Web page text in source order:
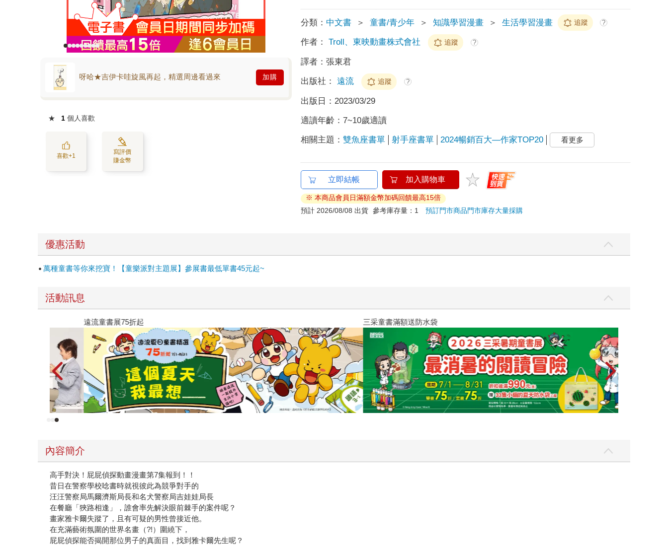
呀哈★吉伊卡哇旋風再起，精選周邊看過來 加購
★ 1 個人喜歡
喜歡+1
寫評價
賺金幣
分類： 中文書 ＞ 童書/青少年 ＞ 知識學習漫畫 ＞ 生活學習漫畫 追蹤 ?
作者： Troll、東映動畫株式會社 追蹤 ?
譯者：張東君
出版社： 遠流 追蹤 ?
出版日： 2023/03/29
適讀年齡：7~10歲適讀
相關主題：雙魚座書單 射手座書單 2024暢銷百大—作家TOP20 看更多
立即結帳 加入購物車
※ 本商品會員日滿額金幣加碼回饋最高15倍
預計 2026/08/08 出貨 參考庫存量：1預訂門市商品門市庫存大量採購
優惠活動
萬種童書等你來挖寶！【童樂派對主題展】參展書最低單書45元起~
活動訊息
遠流童書展75折起 三采童書滿額送防水袋
內容簡介
高手對決！屁屁偵探動畫漫畫第7集報到！！
昔日在警察學校唸書時就視彼此為競爭對手的
汪汪警察局馬爾濟斯局長和名犬警察局吉娃娃局長
在餐廳「狹路相逢」，誰會率先解決眼前棘手的案件呢？
畫家雅卡爾失蹤了，且有可疑的男性曾接近他。
在充滿藝術氛圍的世界名畫（?!）圍繞下，
屁屁偵探能否揭開那位男子的真面目，找到雅卡爾先生呢？